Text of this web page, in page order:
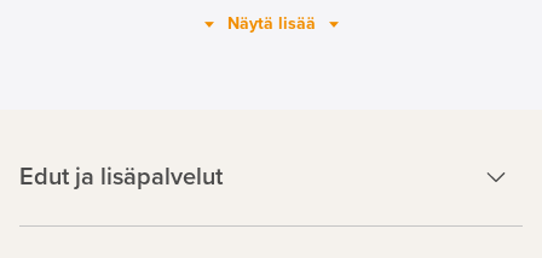
Näytä lisää
Edut ja lisäpalvelut